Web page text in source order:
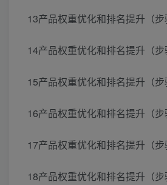
13产品权重优化和排名提升（步
14产品权重优化和排名提升（步
15产品权重优化和排名提升（步
16产品权重优化和排名提升（步
17产品权重优化和排名提升（步
18产品权重优化和排名提升（步